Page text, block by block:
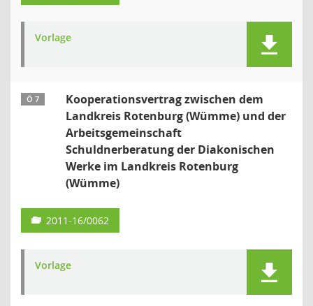
Vorlage
Ö 7
Kooperationsvertrag zwischen dem
Landkreis Rotenburg (Wümme) und der
Arbeitsgemeinschaft
Schuldnerberatung der Diakonischen
Werke im Landkreis Rotenburg
(Wümme)
2011-16/0062
Vorlage